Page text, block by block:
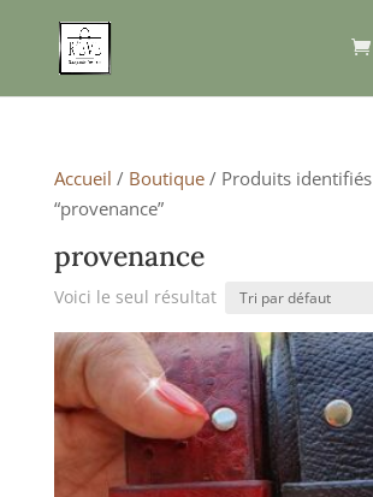
Accueil / Boutique/ Produits identifiés
“provenance”
provenance
Voici le seul résultat